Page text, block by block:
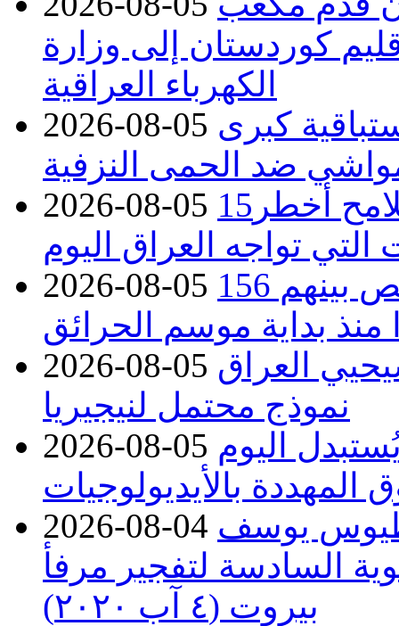
كوردستان إلى وزارة
الكهرباء العراقية
2026-08-05 كبرى
ضد الحمى النزفية
2026-08-05 15كارثة بيئية ومناخية ترسم ملامح أخطر
التي تواجه العراق اليوم
2026-08-05 حرائق فرنسا.. توقيف 402 شخص بينهم 156
منذ بداية موسم الحرائق
2026-08-05 العراق
نموذج محتمل لنيجيريا
2026-08-05 اليوم
المهددة بالأيديولوجيات
2026-08-04 يوسف
السادسة لتفجير مرفأ
بيروت (٤ آب ٢٠٢٠)